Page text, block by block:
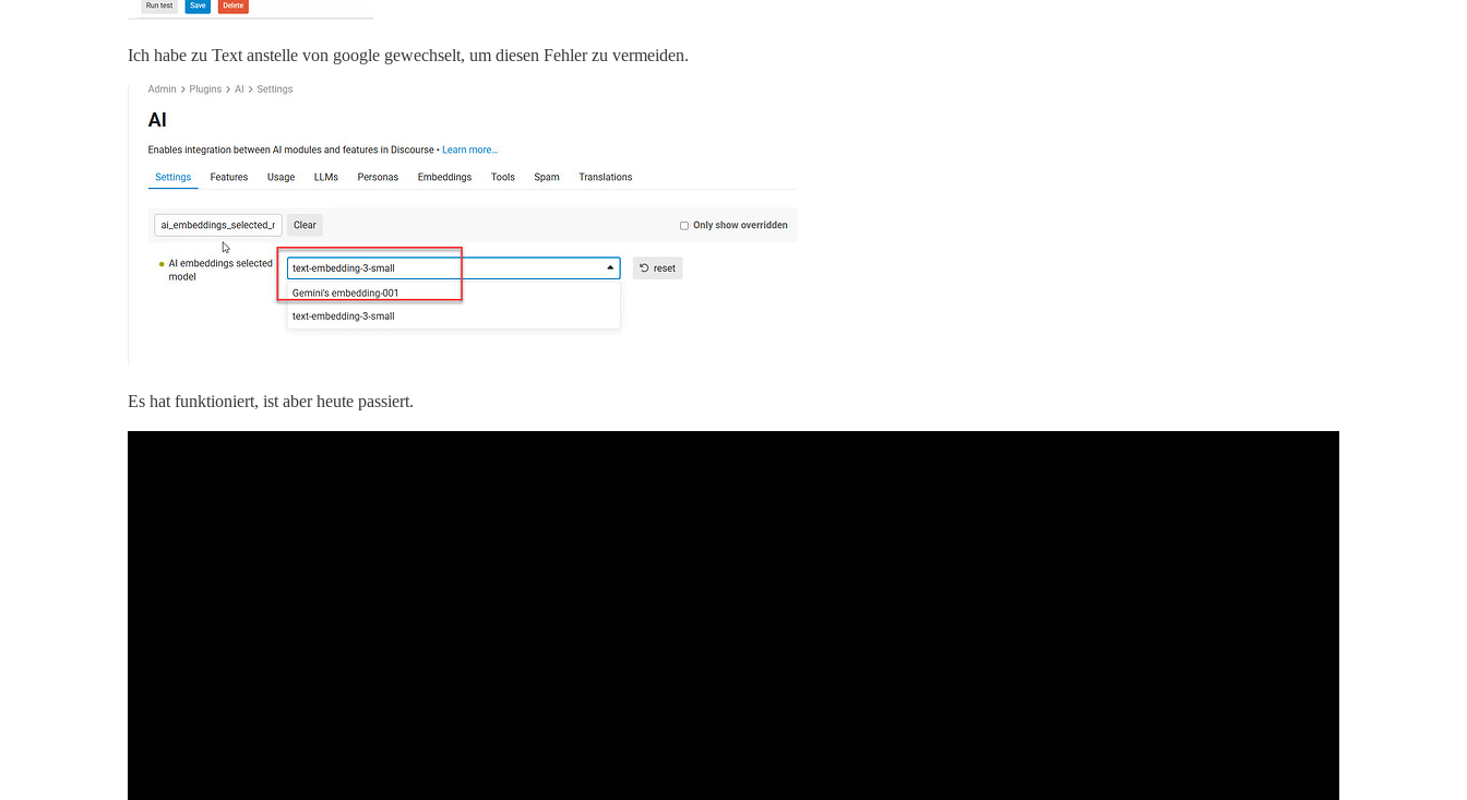
Ich habe zu Text anstelle von google gewechselt, um diesen Fehler zu vermeiden.
Es hat funktioniert, ist aber heute passiert.